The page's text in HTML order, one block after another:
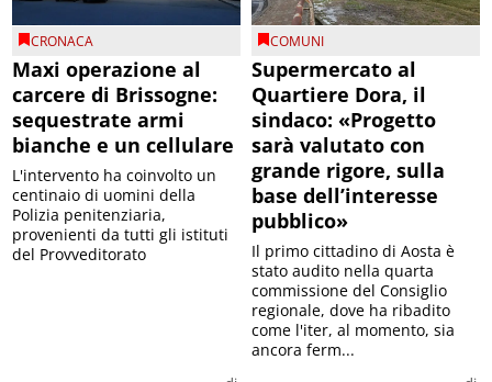
CRONACA
Maxi operazione al
carcere di Brissogne:
sequestrate armi
bianche e un cellulare
L'intervento ha coinvolto un
centinaio di uomini della
Polizia penitenziaria,
provenienti da tutti gli istituti
del Provveditorato
COMUNI
Supermercato al
Quartiere Dora, il
sindaco: «Progetto
sarà valutato con
grande rigore, sulla
base dell’interesse
pubblico»
Il primo cittadino di Aosta è
stato audito nella quarta
commissione del Consiglio
regionale, dove ha ribadito
come l'iter, al momento, sia
ancora ferm...